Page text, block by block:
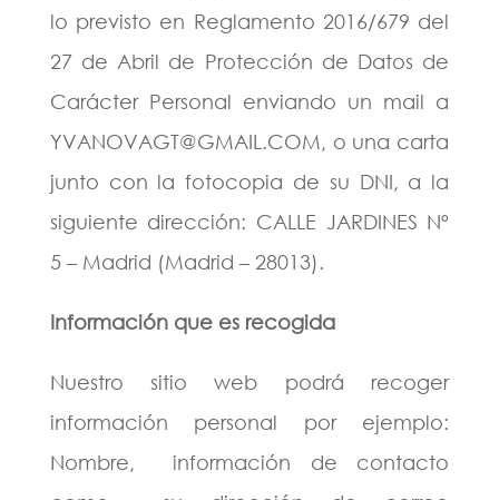
lo previsto en Reglamento 2016/679 del
27 de Abril de Protección de Datos de
Carácter Personal enviando un mail a
YVANOVAGT@GMAIL.COM, o una carta
junto con la fotocopia de su DNI, a la
siguiente dirección: CALLE JARDINES Nº
5 – Madrid (Madrid – 28013).
Información que es recogida
Nuestro sitio web podrá recoger
información personal por ejemplo:
Nombre, información de contacto